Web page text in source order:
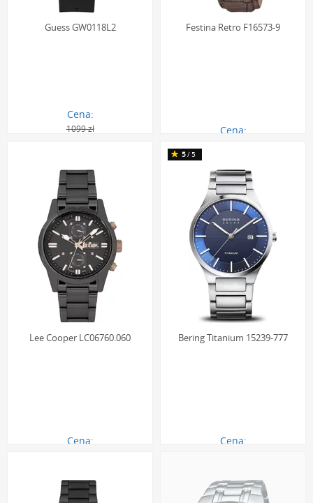
Guess GW0118L2
Cena:
1099 zł
Festina Retro F16573-9
Cena:
Lee Cooper LC06760.060
Cena:
Bering Titanium 15239-777
Cena:
5/5